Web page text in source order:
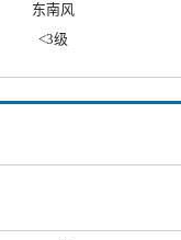
东南风
<3级